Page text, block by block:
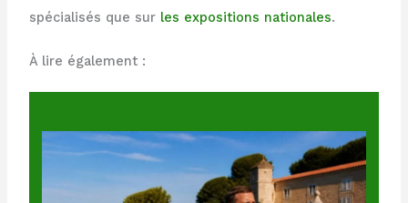
spécialisés que sur les expositions nationales.
À lire également :